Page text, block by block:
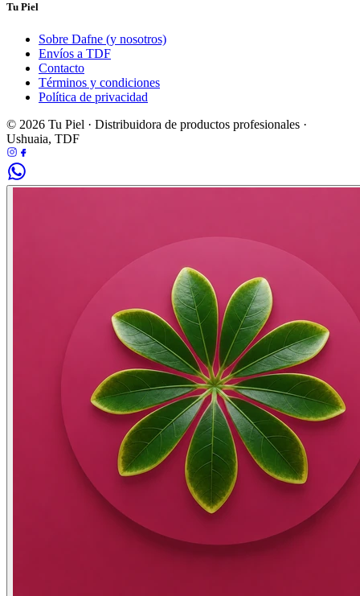
Tu Piel
Sobre Dafne (y nosotros)
Envíos a TDF
Contacto
Términos y condiciones
Política de privacidad
© 2026 Tu Piel · Distribuidora de productos profesionales ·
Ushuaia, TDF